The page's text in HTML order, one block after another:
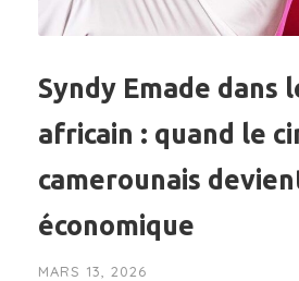
Syndy Emade dans
africain : quand le
camerounais
économique
MARS 13, 2026